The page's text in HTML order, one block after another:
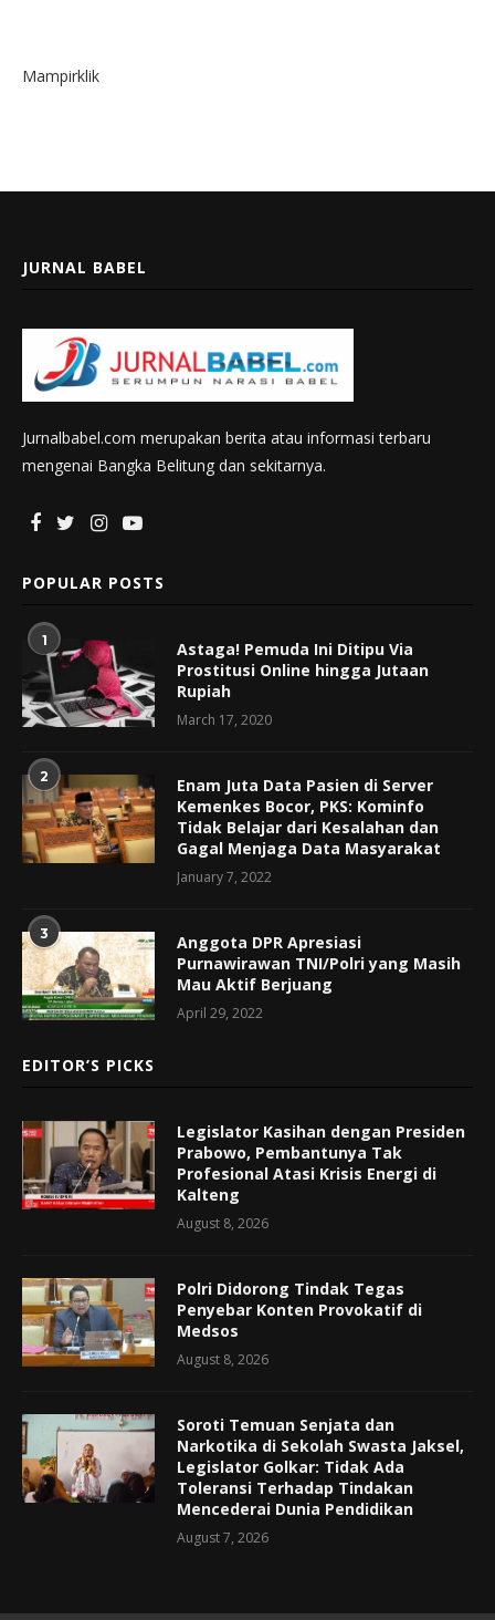
Mampirklik
JURNAL BABEL
Jurnalbabel.com merupakan berita atau informasi terbaru
mengenai Bangka Belitung dan sekitarnya.
POPULAR POSTS
1
Astaga! Pemuda Ini Ditipu Via
Prostitusi Online hingga Jutaan
Rupiah
March 17, 2020
2
Enam Juta Data Pasien di Server
Kemenkes Bocor, PKS: Kominfo
Tidak Belajar dari Kesalahan dan
Gagal Menjaga Data Masyarakat
January 7, 2022
3
Anggota DPR Apresiasi
Purnawirawan TNI/Polri yang Masih
Mau Aktif Berjuang
April 29, 2022
EDITOR’S PICKS
Legislator Kasihan dengan Presiden
Prabowo, Pembantunya Tak
Profesional Atasi Krisis Energi di
Kalteng
August 8, 2026
Polri Didorong Tindak Tegas
Penyebar Konten Provokatif di
Medsos
August 8, 2026
Soroti Temuan Senjata dan
Narkotika di Sekolah Swasta Jaksel,
Legislator Golkar: Tidak Ada
Toleransi Terhadap Tindakan
Mencederai Dunia Pendidikan
August 7, 2026